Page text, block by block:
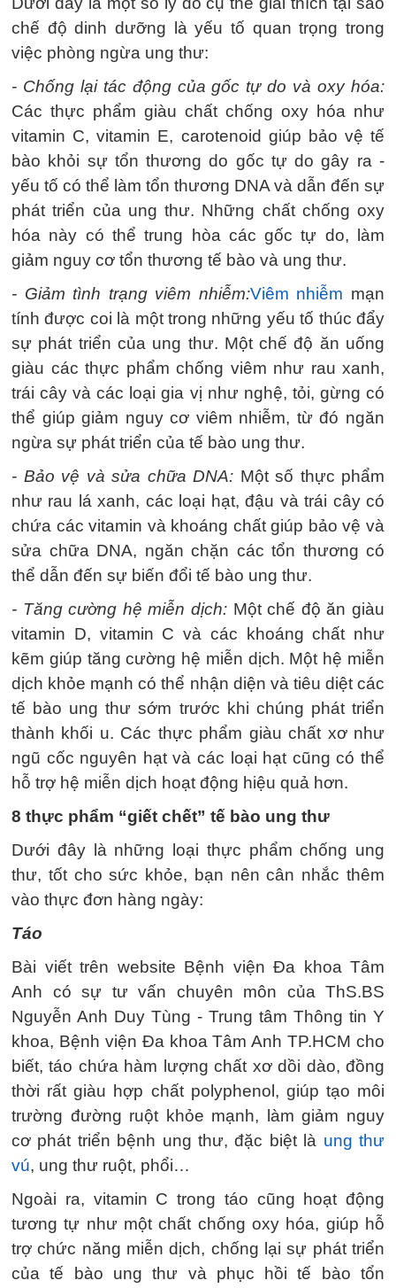
chế độ dinh dưỡng là yếu tố quan trọng trong
việc phòng ngừa ung thư:
- Chống lại tác động của gốc tự do và oxy hóa:
Các thực phẩm giàu chất chống oxy hóa như
vitamin C, vitamin E, carotenoid giúp bảo vệ tế
bào khỏi sự tổn thương do gốc tự do gây ra -
yếu tố có thể làm tổn thương DNA và dẫn đến sự
phát triển của ung thư. Những chất chống oxy
hóa này có thể trung hòa các gốc tự do, làm
giảm nguy cơ tổn thương tế bào và ung thư.
- Giảm tình trạng viêm nhiễm:Viêm nhiễm mạn
tính được coi là một trong những yếu tố thúc đẩy
sự phát triển của ung thư. Một chế độ ăn uống
giàu các thực phẩm chống viêm như rau xanh,
trái cây và các loại gia vị như nghệ, tỏi, gừng có
thể giúp giảm nguy cơ viêm nhiễm, từ đó ngăn
ngừa sự phát triển của tế bào ung thư.
- Bảo vệ và sửa chữa DNA: Một số thực phẩm
như rau lá xanh, các loại hạt, đậu và trái cây có
chứa các vitamin và khoáng chất giúp bảo vệ và
sửa chữa DNA, ngăn chặn các tổn thương có
thể dẫn đến sự biến đổi tế bào ung thư.
- Tăng cường hệ miễn dịch: Một chế độ ăn giàu
vitamin D, vitamin C và các khoáng chất như
kẽm giúp tăng cường hệ miễn dịch. Một hệ miễn
dịch khỏe mạnh có thể nhận diện và tiêu diệt các
tế bào ung thư sớm trước khi chúng phát triển
thành khối u. Các thực phẩm giàu chất xơ như
ngũ cốc nguyên hạt và các loại hạt cũng có thể
hỗ trợ hệ miễn dịch hoạt động hiệu quả hơn.
8 thực phẩm “giết chết” tế bào ung thư
Dưới đây là những loại thực phẩm chống ung
thư, tốt cho sức khỏe, bạn nên cân nhắc thêm
vào thực đơn hàng ngày:
Táo
Bài viết trên website Bệnh viện Đa khoa Tâm
Anh có sự tư vấn chuyên môn của ThS.BS
Nguyễn Anh Duy Tùng - Trung tâm Thông tin Y
khoa, Bệnh viện Đa khoa Tâm Anh TP.HCM cho
biết, táo chứa hàm lượng chất xơ dồi dào, đồng
thời rất giàu hợp chất polyphenol, giúp tạo môi
trường đường ruột khỏe mạnh, làm giảm nguy
cơ phát triển bệnh ung thư, đặc biệt là ung thư
vú, ung thư ruột, phổi…
Ngoài ra, vitamin C trong táo cũng hoạt động
tương tự như một chất chống oxy hóa, giúp hỗ
trợ chức năng miễn dịch, chống lại sự phát triển
của tế bào ung thư và phục hồi tế bào tổn